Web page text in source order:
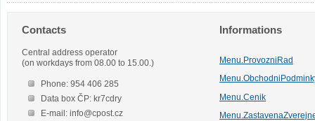
Contacts
Central address operator
(on workdays from 08.00 to 15.00.)
Phone: 954 406 285
Data box ČP: kr7cdry
E-mail: info@cpost.cz
Informations
Menu.ProvozniRad
Menu.Cenik